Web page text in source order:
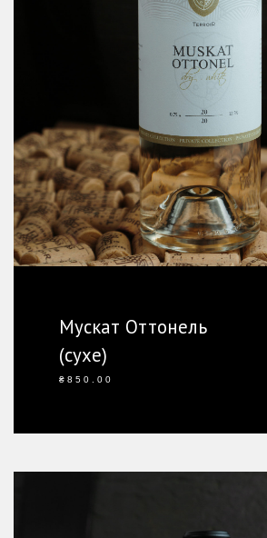
Мускат Оттонель
(сухе)
₴850.00